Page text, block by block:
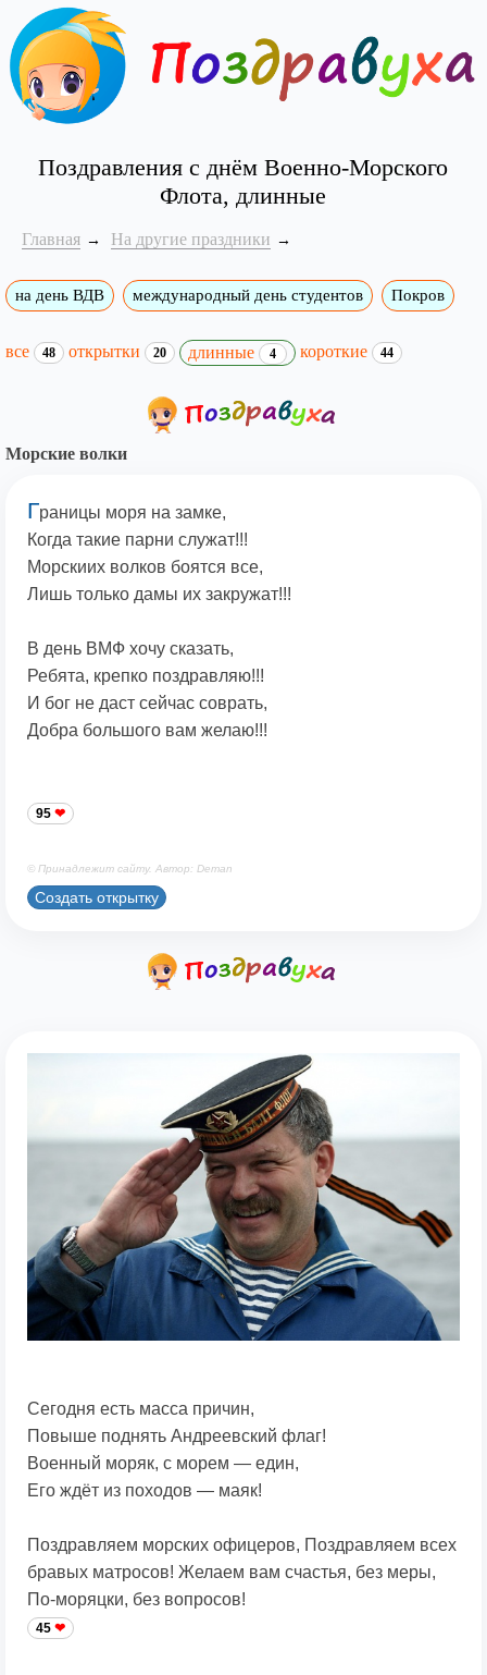
Поздравления с днём Военно-Морского
Флота, длинные
Главная На другие праздники
на день ВДВ международный день студентов Покров
все 48 открытки 20 длинные 4 короткие 44
Морские волки
Границы моря на замке,
Когда такие парни служат!!!
Морскиих волков боятся все,
Лишь только дамы их закружат!!!
В день ВМФ хочу сказать,
Ребята, крепко поздравляю!!!
И бог не даст сейчас соврать,
Добра большого вам желаю!!!
95
© Принадлежит сайту. Автор: Deman
Создать открытку
Сегодня есть масса причин,
Повыше поднять Андреевский флаг!
Военный моряк, с морем — един,
Его ждёт из походов — маяк!
Поздравляем морских офицеров, Поздравляем всех
бравых матросов! Желаем вам счастья, без меры,
По-моряцки, без вопросов!
45